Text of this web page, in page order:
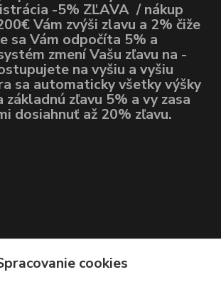
-5% ZĽAVA / nákup
Vám zvýši zlavu a 2% čiže
sa Vám odpočíta 5% a
zmení Vašu zľavu na -
na vyšiu a vyšiu
sa automaticky všetky výšky
základnú zľavu 5% a vy zasa
dosiahnuť až 20% zľavu.
cookies